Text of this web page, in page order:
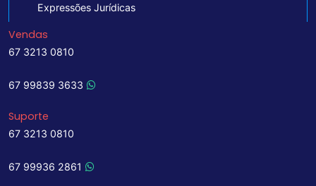
Expressões Jurídicas
Vendas
67 3213 0810
67 99839 3633
Suporte
67 3213 0810
67 99936 2861